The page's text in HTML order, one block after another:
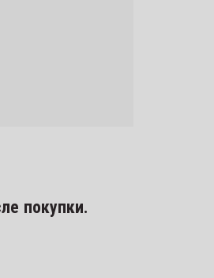
покупки.